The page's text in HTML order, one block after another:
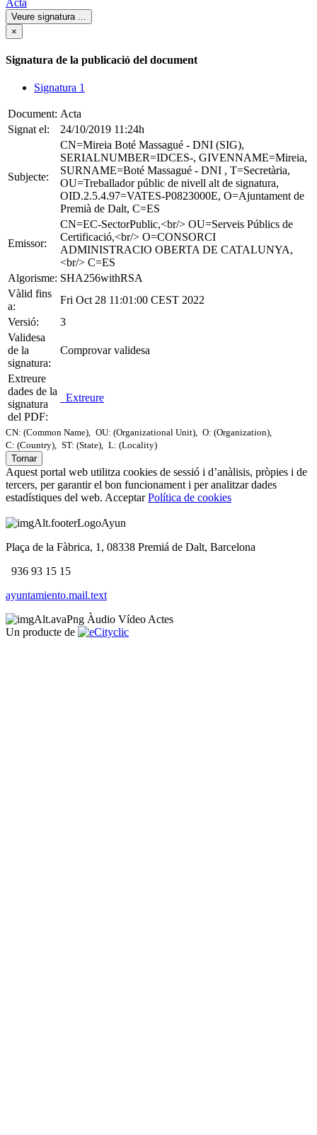
Veure signatura
×
Signatura de la publicació del document
Signatura 1
Document: Acta
Signat el:
24/10/2019 11:24h
Subjecte:
CN=Mireia Boté Massagué - DNI (SIG),
SERIALNUMBER=IDCES-, GIVENNAME=Mireia,
SURNAME=Boté Massagué - DNI , T=Secretària,
OU=Treballador públic de nivell alt de signatura,
OID.2.5.4.97=VATES-P0823000E, O=Ajuntament de
Premià de Dalt, C=ES
Emissor:
CN=EC-SectorPublic,<br/> OU=Serveis Públics de
Certificació,<br/> O=CONSORCI
ADMINISTRACIO OBERTA DE CATALUNYA,
<br/> C=ES
Algorisme: SHA256withRSA
Vàlid fins
a:
Fri Oct 28 11:01:00 CEST 2022
Versió:
3
Validesa
de la
signatura:
Comprovar validesa
Extreure
dades de la
signatura
del PDF:
Extreure
CN: (Common Name), OU: (Organizational Unit), O: (Organization),
C: (Country), ST: (State), L: (Locality)
Tornar
Aquest portal web utilitza cookies de sessió i d’anàlisis, pròpies i de
tercers, per garantir el bon funcionament i per analitzar dades
estadístiques del web. Acceptar Política de cookies
Plaça de la Fàbrica, 1, 08338 Premiá de Dalt, Barcelona
936 93 15 15
ayuntamiento.mail.text
Àudio Vídeo Actes
Un producte de